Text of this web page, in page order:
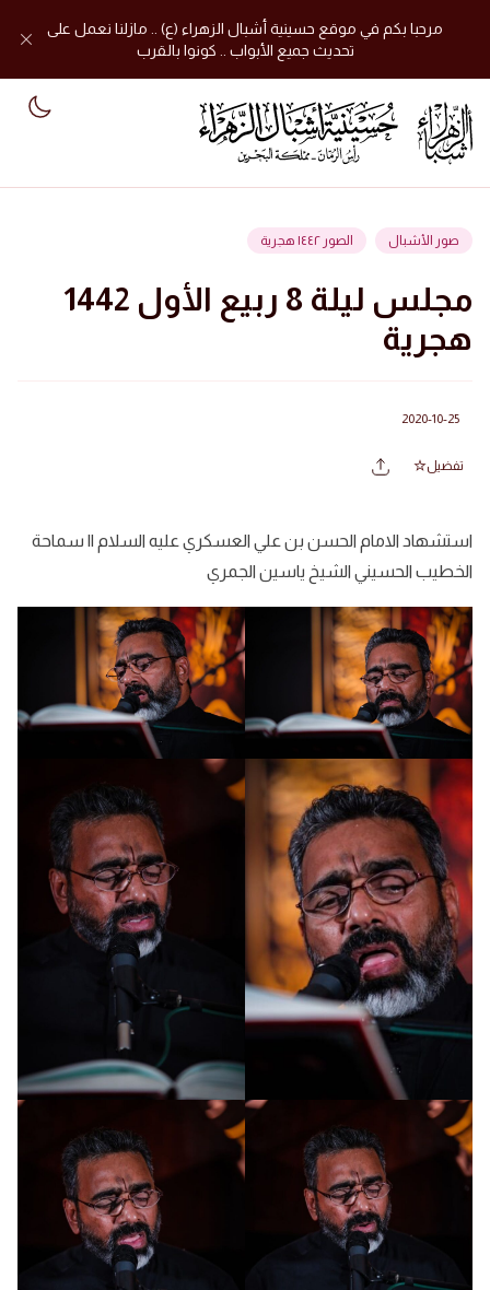
مرحبا بكم في موقع حسينية أشبال الزهراء (ع) .. مازلنا نعمل على
تحديث جميع الأبواب .. كونوا بالقرب
صور الأشبال الصور ١٤٤٢ هجرية
مجلس ليلة 8 ربيع الأول 1442
هجرية
2020-10-25
تفضيل
استشهاد الامام الحسن بن علي العسكري عليه السلام || سماحة
الخطيب الحسيني الشيخ ياسين الجمري